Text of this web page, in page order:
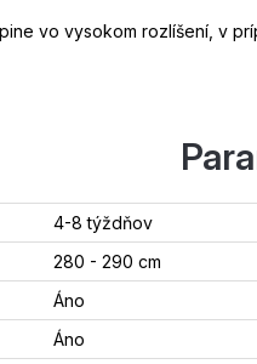
vo vysokom rozlíšení, v
4-8 týždňov
280 - 290 cm
Áno
Áno